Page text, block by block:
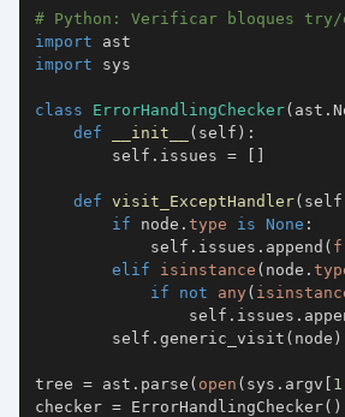
# Python: Verificar bloques try/
import
import
class ErrorHandlingChecker( ast .
def
__init__ ( self ) :
        self
. issues = [ ]
def visit_ExceptHandler( self
if node . type is None :
            self
. issues . append (
elif
isinstance ( node .
if
not any (
                self
. issues .
        self
. generic_visit ( node )
tree = ast . parse ( open ( sys . argv [ 1
checker = ErrorHandlingChecker( )